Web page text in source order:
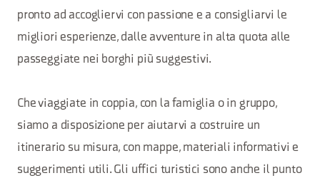
pronto ad accogliervi con passione e a consigliarvi le
migliori esperienze, dalle avventure in alta quota alle
passeggiate nei borghi più suggestivi.
Che viaggiate in coppia, con la famiglia o in gruppo,
siamo a disposizione per aiutarvi a costruire un
itinerario su misura, con mappe, materiali informativi e
suggerimenti utili. Gli uffici turistici sono anche il punto